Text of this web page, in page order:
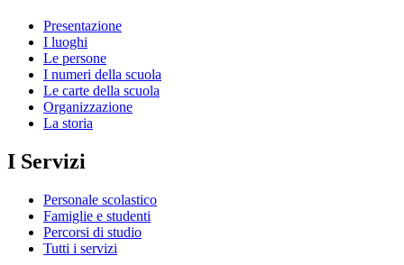
Presentazione
I luoghi
Le persone
I numeri della scuola
Le carte della scuola
Organizzazione
La storia
I Servizi
Personale scolastico
Famiglie e studenti
Percorsi di studio
Tutti i servizi